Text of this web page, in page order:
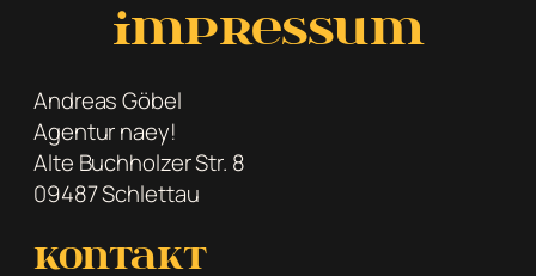
impressum
Andreas Göbel
Agentur naey!
Alte Buchholzer Str. 8
09487 Schlettau
Kontakt